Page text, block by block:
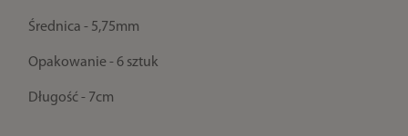
Średnica - 5,75mm
Opakowanie - 6 sztuk
Długość - 7cm